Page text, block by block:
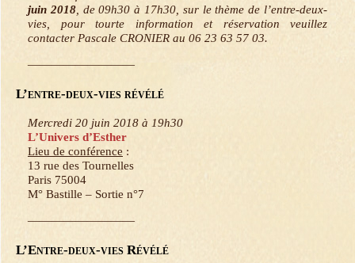
juin 2018, de 09h30 à 17h30, sur le thème de l’entre-deux-
vies, pour tourte information et réservation veuillez
contacter Pascale CRONIER au 06 23 63 57 03.
—————————
L’entre-deux-vies révélé
Mercredi 20 juin 2018 à 19h30
L’Univers d’Esther
Lieu de conférence :
13 rue des Tournelles
Paris 75004
M° Bastille – Sortie n°7
—————————
L’Entre-deux-vies Révélé